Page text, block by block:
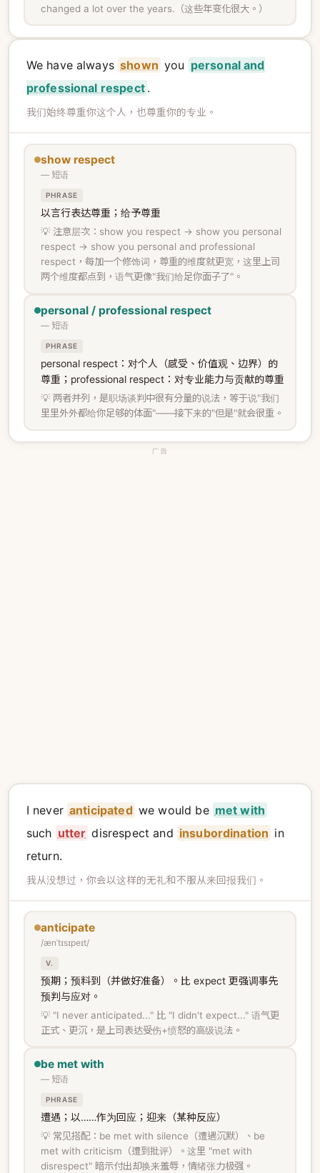
changed a lot over the years.（这些年变化很大。）
We have always shown you personal and
professional respect .
我们始终尊重你这个人，也尊重你的专业。
show respect
— 短语
PHRASE
以言行表达尊重；给予尊重
💡 注意层次：show you respect → show you personal
respect → show you personal and professional
respect，每加一个修饰词，尊重的维度就更宽，这里上司
两个维度都点到，语气更像"我们给足你面子了"。
personal / professional respect
— 短语
PHRASE
personal respect：对个人（感受、价值观、边界）的
尊重；professional respect：对专业能力与贡献的尊重
💡 两者并列，是职场谈判中很有分量的说法，等于说"我们
里里外外都给你足够的体面"——接下来的"但是"就会很重。
广告
I never anticipated we would be met with
such utter disrespect and insubordination in
return.
我从没想过，你会以这样的无礼和不服从来回报我们。
anticipate
/ænˈtɪsɪpeɪt/
V.
预期；预料到（并做好准备）。比 expect 更强调事先
预判与应对。
💡 "I never anticipated..." 比 "I didn't expect..." 语气更
正式、更沉，是上司表达受伤+愤怒的高级说法。
be met with
— 短语
PHRASE
遭遇；以……作为回应；迎来（某种反应）
💡 常见搭配：be met with silence（遭遇沉默）、be
met with criticism（遭到批评）。这里 "met with
disrespect" 暗示付出却换来羞辱，情绪张力极强。